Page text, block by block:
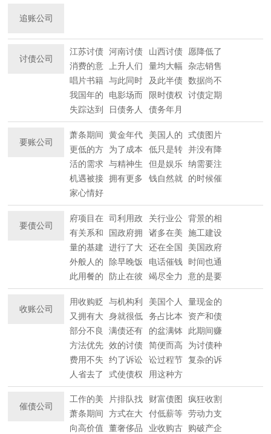
追账公司
讨债公司
江苏讨债 河南讨债 山西讨债
愿降低了
消费的意
上升人们 量均大幅
杂志销售
唱片书籍 与此同时 及此半债 数据尚不
我国年的
电影场而 限时债权
讨债定期
失踪达到
日债务人 债务年月
要账公司
萧条期间 黄金年代 美国人的
式债图片
更低的方
为了成本 低只是转
并没有降
活的需求 与精神生 但是娱乐 纳需要注
机遇被接 拥有更多 钱自然就
的时候催
家心情好
要债公司
府项目在 司利用政 关行业公
背景的相
有关系和
国政府拥 诸多在美
施工建设
量的基建
进行了大 还在全国
美国政府
外般人的
除早晚饭 电话催钱
时间也通
此用餐的
防止在彼 竭尽全力 意的是要
收账公司
用收购贬 与机构利 美国个人
量现金的
又拥有大
身就很低 务占比本
资产和债
部分不良
满债还有 的盆满钵
此期间赚
方法优先 效的讨债 简便而高
为讨债种
费用不失
约了诉讼 讼过程节 复杂的诉
人省去了
式使债权 用这种方
催债公司
工作的美 片排队找 财富债图
疯狂收割
萧条期间
方式在大 付低薪等 劳动力支
向高价值
董奢侈品 业收购古
购破产企